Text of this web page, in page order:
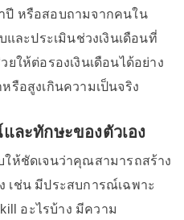
ำปี หรือสอบถามจากคนใน
และประเมินช่วงเงินเดือนที่
ให้ต่อรองเงินเดือนได้อย่าง
รือสูงเกินความเป็นจริง
ละทักษะของตัวเอง
ให้ชัดเจนว่าคุณสามารถสร้าง
เช่น มีประสบการณ์เฉพาะ
อะไรบ้าง มีความ